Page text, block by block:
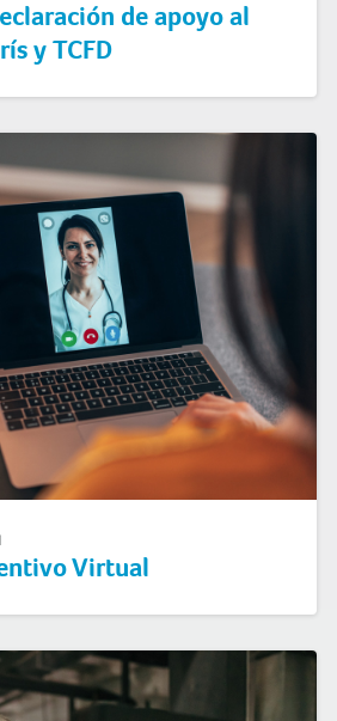
de apoyo al
y TCFD
Virtual